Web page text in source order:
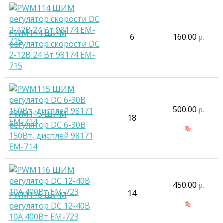
PWM114 ШИМ
регулятор скорости DC
2-12В 24 Вт 98174 EM-
715
6 160.00 р.
PWM115 ШИМ
регулятор DC 6-30В
150Вт, дисплей 98171
EM-714
18
500.00 р.
PWM116 ШИМ
регулятор DC 12-40В
10А 400Вт EM-723
14
450.00 р.